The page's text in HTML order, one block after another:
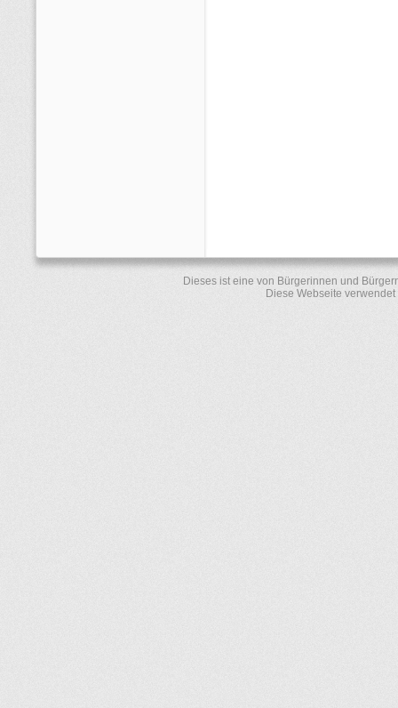
Dieses ist eine von Bürgerinnen und
Diese Webseite